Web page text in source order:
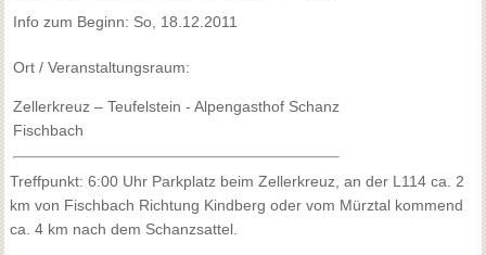
Info zum Beginn: So, 18.12.2011
Ort / Veranstaltungsraum:
Zellerkreuz – Teufelstein - Alpengasthof Schanz
Fischbach
Treffpunkt: 6:00 Uhr Parkplatz beim Zellerkreuz, an der L114 ca. 2
km von Fischbach Richtung Kindberg oder vom Mürztal kommend
ca. 4 km nach dem Schanzsattel.